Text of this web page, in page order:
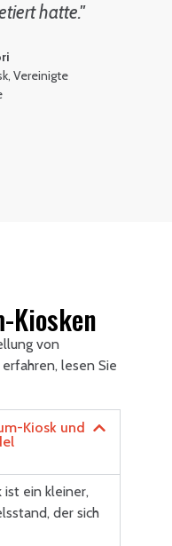
hatte."
Vereinigte
Kiosken
von
lesen Sie
Kiosk und
ist ein kleiner,
der sich